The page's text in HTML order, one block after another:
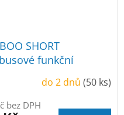
SHORT
funkční
do 2 dnů (50 ks)
bez DPH